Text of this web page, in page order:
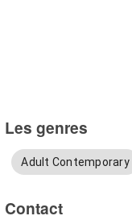
Les genres
Adult Contemporary
Contact